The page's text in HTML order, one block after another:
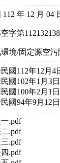
112 年 12 月 04
字第
境/固定源空污
國112年12月
國102年1月3
國100年2月1
國94年9月12
.pdf
.pdf
.pdf
.pdf